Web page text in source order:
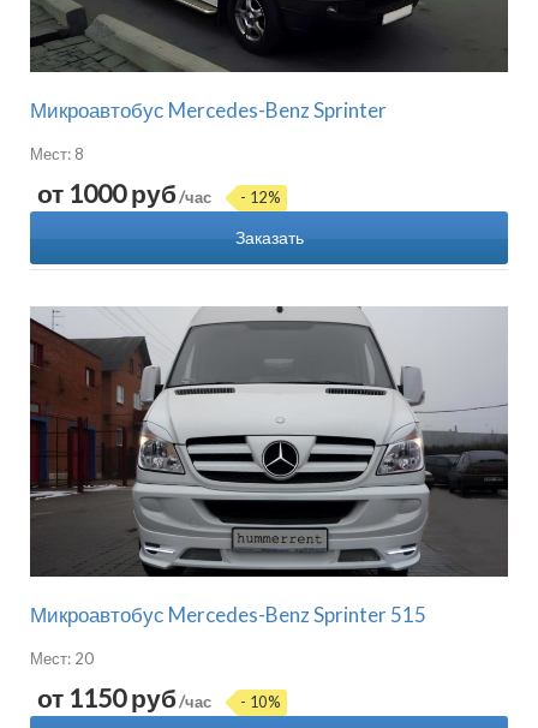
Микроавтобус Mercedes-Benz Sprinter
Мест: 8
от 1000 руб/час - 12%
Заказать
Микроавтобус Mercedes-Benz Sprinter 515
Мест: 20
от 1150 руб/час - 10%